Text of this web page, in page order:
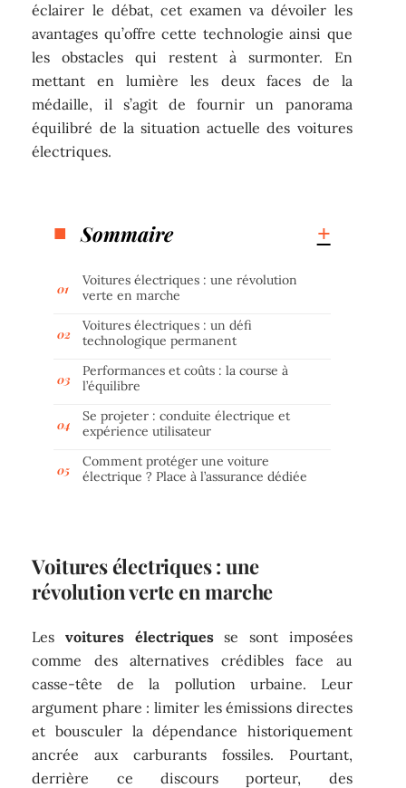
éclairer le débat, cet examen va dévoiler les
avantages qu’offre cette technologie ainsi que
les obstacles qui restent à surmonter. En
mettant en lumière les deux faces de la
médaille, il s’agit de fournir un panorama
équilibré de la situation actuelle des voitures
électriques.
Sommaire
Voitures électriques : une révolution
verte en marche
Voitures électriques : un défi
technologique permanent
Performances et coûts : la course à
l’équilibre
Se projeter : conduite électrique et
expérience utilisateur
Comment protéger une voiture
électrique ? Place à l’assurance dédiée
Voitures électriques : une
révolution verte en marche
Lesvoitures électriquesse sont imposées
comme des alternatives crédibles face au
casse-tête de la pollution urbaine. Leur
argument phare : limiter les émissions directes
et bousculer la dépendance historiquement
ancrée aux carburants fossiles. Pourtant,
derrière ce discours porteur, des